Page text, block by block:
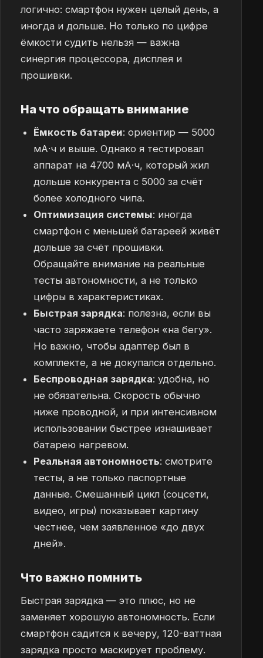
логично: смартфон нужен целый день, а
иногда и дольше. Но только по цифре
ёмкости судить нельзя — важна
синергия процессора, дисплея и
прошивки.
На что обращать внимание
Ёмкость батареи: ориентир — 5000
мА·ч и выше. Однако я тестировал
аппарат на 4700 мА·ч, который жил
дольше конкурента с 5000 за счёт
более холодного чипа.
Оптимизация системы: иногда
смартфон с меньшей батареей живёт
дольше за счёт прошивки.
Обращайте внимание на реальные
тесты автономности, а не только
цифры в характеристиках.
Быстрая зарядка: полезна, если вы
часто заряжаете телефон «на бегу».
Но важно, чтобы адаптер был в
комплекте, а не докупался отдельно.
Беспроводная зарядка: удобна, но
не обязательна. Скорость обычно
ниже проводной, и при интенсивном
использовании быстрее изнашивает
батарею нагревом.
Реальная автономность: смотрите
тесты, а не только паспортные
данные. Смешанный цикл (соцсети,
видео, игры) показывает картину
честнее, чем заявленное «до двух
дней».
Что важно помнить
Быстрая зарядка — это плюс, но не
заменяет хорошую автономность. Если
смартфон садится к вечеру, 120-ваттная
зарядка просто маскирует проблему.